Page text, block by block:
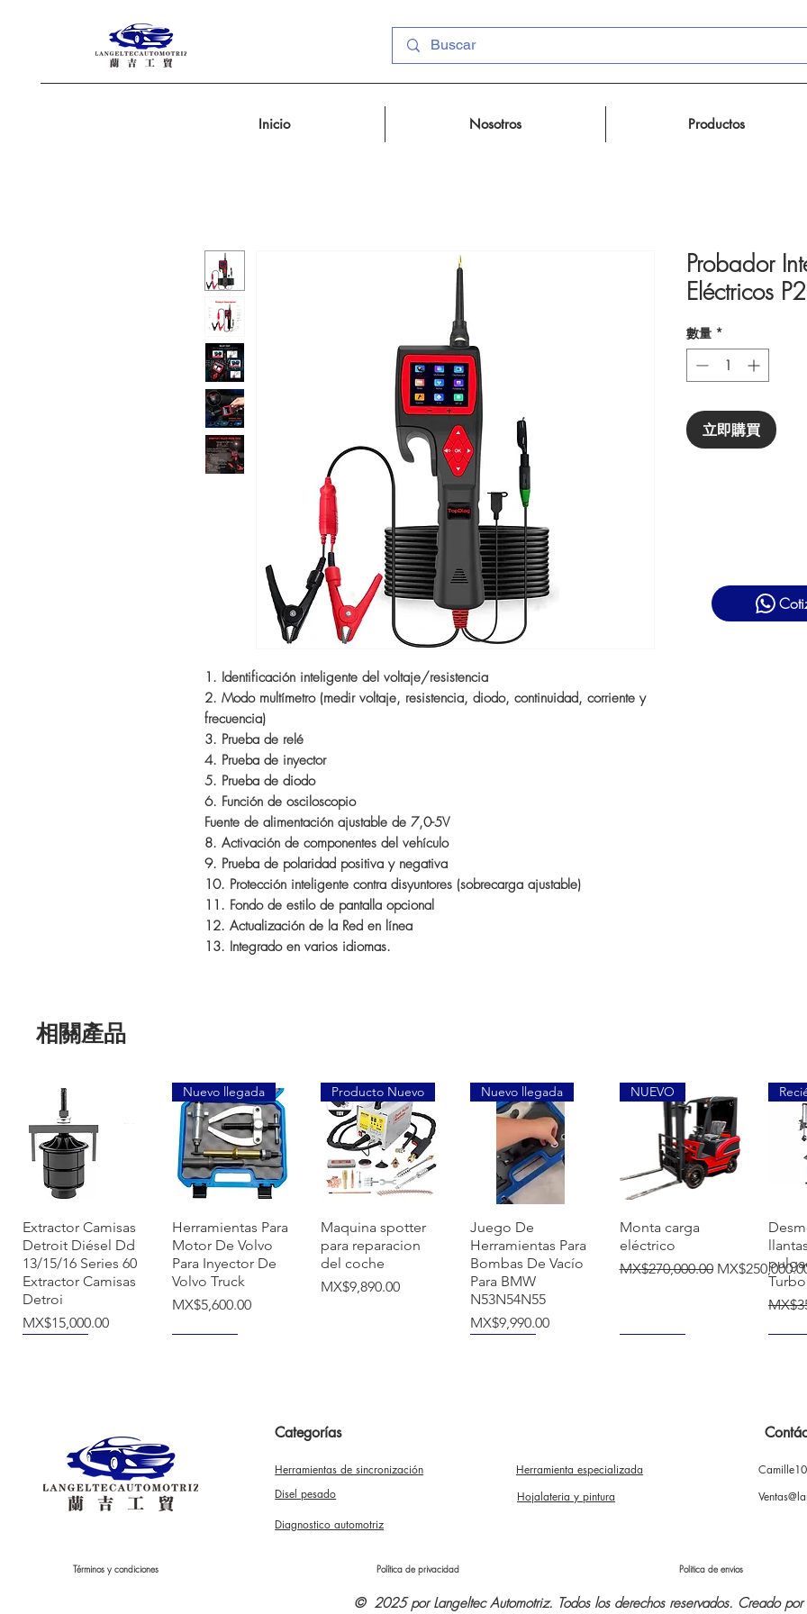
Inicio Nosotros Productos
1. Identificación inteligente del voltaje/resistencia
2. Modo multímetro (medir voltaje, resistencia, diodo, continuidad, corriente y
frecuencia)
3. Prueba de relé
4. Prueba de inyector
5. Prueba de diodo
6. Función de osciloscopio
Fuente de alimentación ajustable de 7,0-5V
8. Activación de componentes del vehículo
9. Prueba de polaridad positiva y negativa
10. Protección inteligente contra disyuntores (sobrecarga ajustable)
11. Fondo de estilo de pantalla opcional
12. Actualización de la Red en línea
13. Integrado en varios idiomas.
Probador
Eléctricos
數量 *
立即購買
相關產品
快速瀏覽
Extractor Camisas
Detroit Diésel Dd
13/15/16 Series 60
Extractor Camisas
Detroi
價格
MX$15,000.00
快速瀏覽
Nuevo llegada
Herramientas Para
Motor De Volvo
Para Inyector De
Volvo Truck
價格
MX$5,600.00
快速瀏覽
Producto Nuevo
Maquina spotter
para reparacion
del coche
價格
MX$9,890.00
快速瀏覽
Nuevo llegada
Juego De
Herramientas Para
Bombas De Vacío
Para BMW
N53N54N55
價格
MX$9,990.00
快速瀏覽
NUEVO
Monta carga
eléctrico
一般價格
MX$270,000.00 促銷價格
一般
快速瀏覽
Herramienta
Sincronizar Vw
Audi Bora Jetta
Ultrasonido Digital
Acero Inoxidable
快速瀏覽
Tapa De Bomba
Llave De Tuercas
Ajustable
快速瀏覽
Soporte para
motor 500 kg
Extractor
Categorías
Herramientas de sincronización
Disel pesado
Diagnostico automotriz
Herramienta especializada
Hojalateria y pintura
Términos y condiciones Política de privacidad Politica de envios
© 2025 por Langeltec Automotriz. Todos los derechos reservados. Creado por